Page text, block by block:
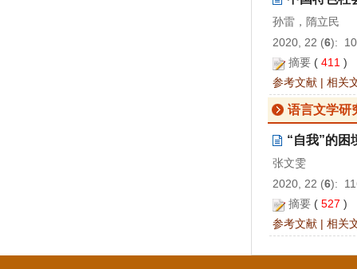
孙雷，隋立民
2020, 22 (6):
摘要 ( 411 )
参考文献 | 相关
语言文学研
“自我”的
张文雯
2020, 22 (6):
摘要 ( 527 )
参考文献 | 相关